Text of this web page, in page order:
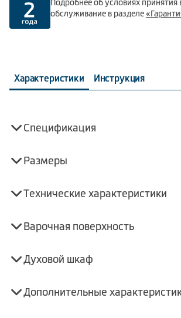
Подробнее об условиях принятия
обслуживание в разделе
Характеристики Инструкция
Спецификация
Размеры
Технические характеристики
Варочная поверхность
Духовой шкаф
Дополнительные